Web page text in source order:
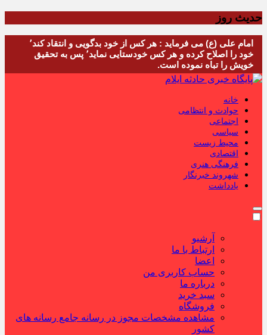
حدیث روز
امام علی (ع) می فرماید : هر کس از خود بدگویی و انتقاد کند٬
خود را اصلاح کرده و هر کس خودستایی نماید٬ پس به تحقیق
خویش را تباه نموده است.
خانه
حوادث و انتظامی
اجتماعی
سیاسی
محیط زیست
اقتصادی
فرهنگی هنری
شهروند خبرنگار
یادداشت
آرشیو
ارتباط با ما
اعضا
حساب کاربری من
درباره ما
سبد خرید
فروشگاه
مشاهده مشخصات مجوز در رسانه جامع رسانه های
کشور